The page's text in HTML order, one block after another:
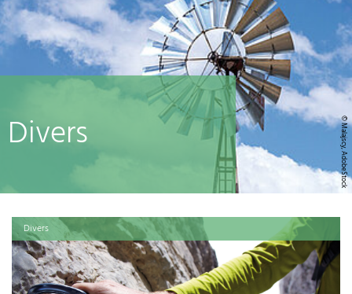
© Malajscy, AdobeStock
Divers
Divers